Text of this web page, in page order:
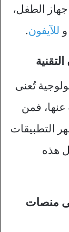
الطفل،
و للآيفون.
تُعنى
فمن
التطبيقات
هذه
منصات